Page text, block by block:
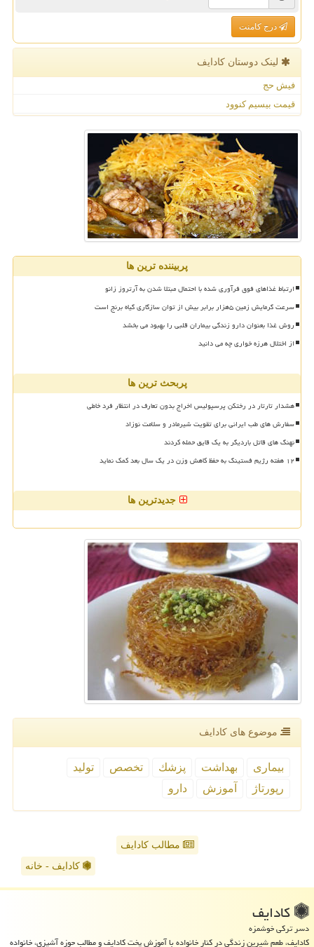
درج کامنت
لینک دوستان كادایف
فیش حج
قیمت بیسیم کنوود
پربیننده ترین ها
ارتباط غذاهای فوق فرآوری شده با احتمال مبتلا شدن به آرتروز زانو
سرعت گرمایش زمین ۵هزار برابر بیش از توان سازگاری گیاه برنج است
روش غذا بعنوان دارو زندگی بیماران قلبی را بهبود می بخشد
از اختلال هرزه خواری چه می دانید
پربحث ترین ها
هشدار تارتار در رختکن پرسپولیس اخراج بدون تعارف در انتظار فرد خاطی
سفارش های طب ایرانی برای تقویت شیرمادر و سلامت نوزاد
نهنگ های قاتل باردیگر به یک قایق حمله کردند
۱۲ هفته رژیم فستینگ به حفظ کاهش وزن در یک سال بعد کمک نماید
جدیدترین ها
موضوع های كادایف
بیماری بهداشت پزشك تخصص
تولید
رپورتاژ
آموزش دارو
مطالب کادایف
کادایف - خانه
كادایف
دسر ترکی خوشمزه
کادایف، طعم شیرین زندگی در کنار خانواده با آموزش پخت کادایف و مطالب حوزه آشپزی، خانواده